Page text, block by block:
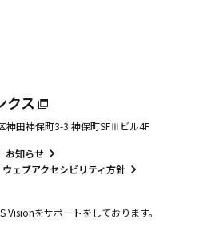
クス
田神保町3-3 神保町SFⅢビル4F
お知らせ
ウェブアクセシビリティ方針
Visionをサポートをしております。